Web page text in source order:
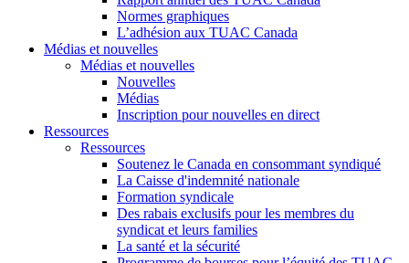
Normes graphiques
L’adhésion aux TUAC Canada
Médias et nouvelles
Médias et nouvelles
Nouvelles
Médias
Inscription pour nouvelles en direct
Ressources
Ressources
Soutenez le Canada en consommant syndiqué
La Caisse d'indemnité nationale
Formation syndicale
Des rabais exclusifs pour les membres du
syndicat et leurs families
La santé et la sécurité